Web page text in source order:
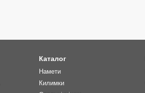
Каталог
Намети
Килимки